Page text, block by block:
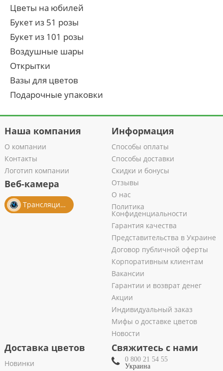
Цветы на юбилей
Букет из 51 розы
Букет из 101 розы
Воздушные шары
Открытки
Вазы для цветов
Подарочные упаковки
Наша компания
О компании
Контакты
Логотип компании
Веб-камера
Трансляция из салона
Информация
Способы оплаты
Способы доставки
Скидки и бонусы
Отзывы
О нас
Политика
Конфиденциальности
Гарантия качества
Представительства в Украине
Договор публичной оферты
Корпоративным клиентам
Вакансии
Гарантии и возврат денег
Акции
Индивидуальный заказ
Мифы о доставке цветов
Новости
Доставка цветов
Новинки
Свяжитесь с нами
0 800 21 54 55
Украина